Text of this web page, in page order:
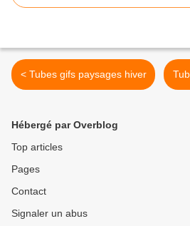
< Tubes gifs paysages hiver
Hébergé par Overblog
Top articles
Pages
Contact
Signaler un abus